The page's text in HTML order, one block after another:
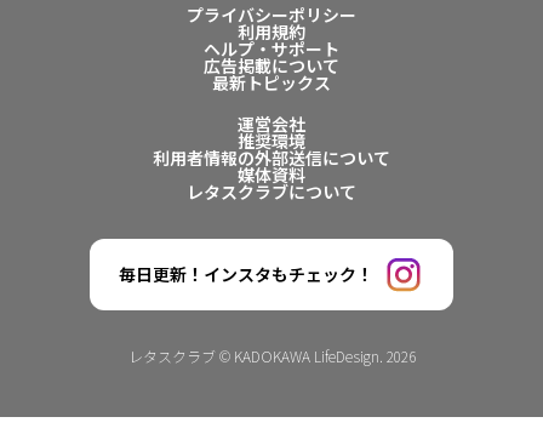
プライバシーポリシー
利用規約
ヘルプ・サポート
広告掲載について
最新トピックス
運営会社
推奨環境
利用者情報の外部送信について
媒体資料
レタスクラブについて
毎日更新！インスタもチェック！
レタスクラブ © KADOKAWA LifeDesign. 2026